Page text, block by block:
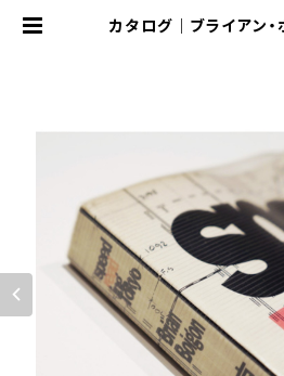
カタログ｜ブライアン